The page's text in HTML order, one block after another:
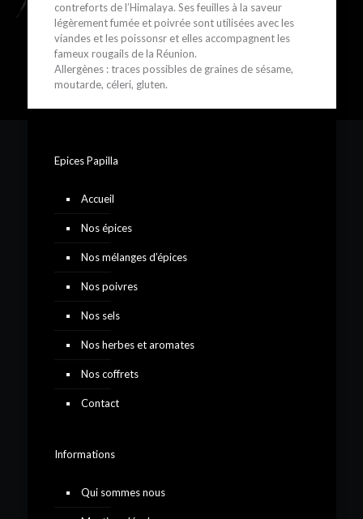
contreforts de l’Himalaya. Ses feuilles à la saveur
légèrement fumée et poivrée sont utilisées avec les
viandes et les poissonsr et elles accompagnent les
fameux rougails de la Réunion.
Allergènes : traces possibles de graines de sésame,
moutarde, céleri, gluten.
Epices Papilla
Accueil
Nos épices
Nos mélanges d’épices
Nos poivres
Nos sels
Nos herbes et aromates
Nos coffrets
Contact
Informations
Qui sommes nous